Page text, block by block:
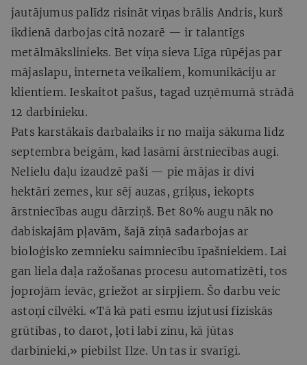
jautājumus palīdz risināt viņas brālis Andris, kurš
ikdienā darbojas citā nozarē — ir talantīgs
metālmākslinieks. Bet viņa sieva Līga rūpējas par
mājaslapu, interneta veikaliem, komunikāciju ar
klientiem. Ieskaitot pašus, tagad uzņēmumā strādā
12 darbinieku.
Pats karstākais darbalaiks ir no maija sākuma līdz
septembra beigām, kad lasāmi ārstniecības augi.
Nelielu daļu izaudzē paši — pie mājas ir divi
hektāri zemes, kur sēj auzas, griķus, iekopts
ārstniecības augu dārziņš. Bet 80% augu nāk no
dabiskajām pļavām, šajā ziņā sadarbojas ar
bioloģisko zemnieku saimniecību īpašniekiem. Lai
gan liela daļa ražošanas procesu automatizēti, tos
joprojām ievāc, griežot ar sirpjiem. Šo darbu veic
astoņi cilvēki. «Tā kā pati esmu izjutusi fiziskās
grūtības, to darot, ļoti labi zinu, kā jūtas
darbinieki,» piebilst Ilze. Un tas ir svarīgi.